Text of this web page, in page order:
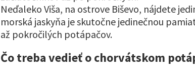
Neďaleko Viša, na ostrove Biševo, nájdete
morská jaskyňa je skutočne jedinečnou
až pokročilých potápačov.
Čo treba vedieť o chorvátskom